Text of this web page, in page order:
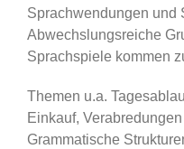
Sprachwendungen und
Abwechslungsreiche
Sprachspiele kommen
Themen u.a.
Einkauf,
Grammatische